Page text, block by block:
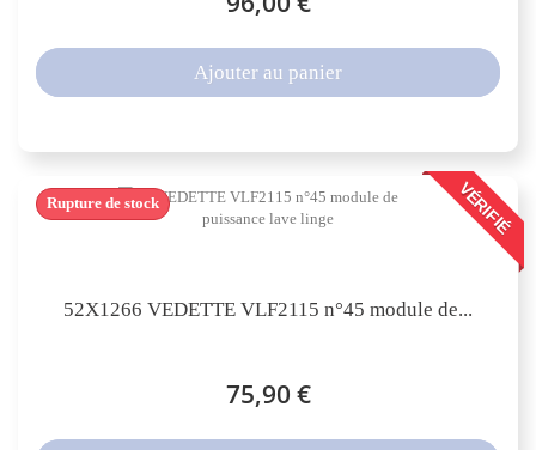
Ajouter au panier
VÉRIFIÉ
52X1266 VEDETTE VLF2115 n°45 module de...
75,90 €
Rupture de stock